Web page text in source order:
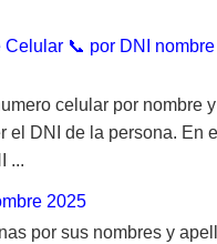
Celular 📞 por DNI
celular por nombre
el DNI de la persona. En
...
2025
por sus nombres y